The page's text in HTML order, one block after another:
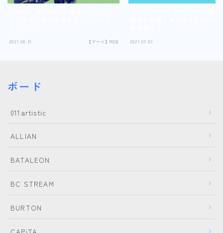
2021.08.31 【ブーツ】RIDE 2021.07.03
ボード
011artistic
ALLIAN
BATALEON
BC STREAM
BURTON